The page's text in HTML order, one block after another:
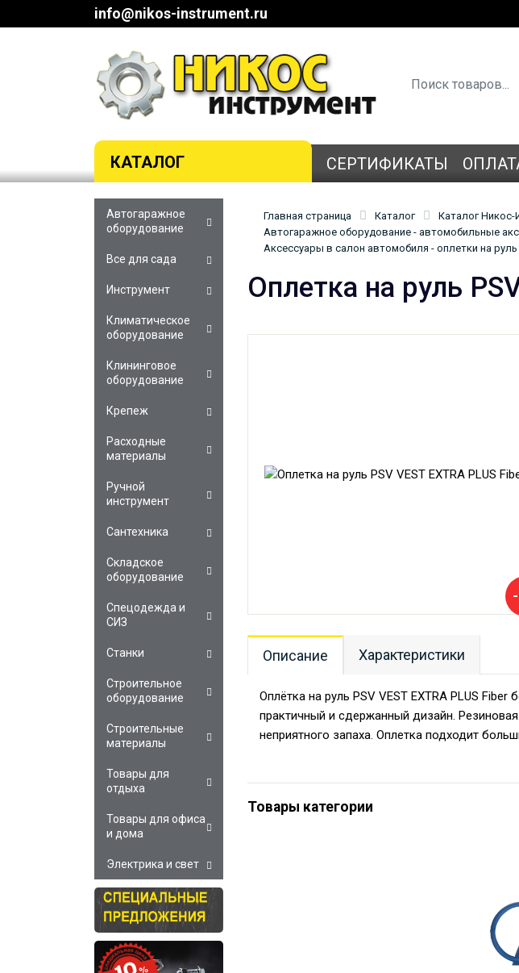
info@nikos-instrument.ru
КАТАЛОГ СЕРТИФИКАТЫ
Главная страница Каталог
Каталог
Автогаражное оборудование - автомобильные
Аксессуары в салон автомобиля - оплетки на руль
Оплетка на руль
Описание Характеристики
Оплётка на руль PSV VEST EXTRA PLUS
практичный и сдержанный дизайн.
неприятного запаха. Оплетка подходит
Товары категории
Автогаражное
оборудование
Все для сада
Инструмент
Климатическое
оборудование
Клининговое
оборудование
Крепеж
Расходные
материалы
Ручной
инструмент
Сантехника
Складское
оборудование
Спецодежда и
СИЗ
Станки
Строительное
оборудование
Строительные
материалы
Товары для
отдыха
Товары для офиса
и дома
Электрика и свет